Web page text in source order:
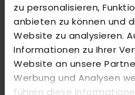
zu personalisieren,
anbieten zu können und
Website zu analysieren.
Informationen zu Ihrer
Website an unsere
Werbung und Analysen
führen diese
ÄHNLICHE PRODUKTE
Markieren Sie die Artikel, um Sie
oderAlle auswählen
adidas
45,00 €